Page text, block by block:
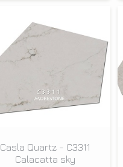
Casla Quartz - C3311
Calacatta sky